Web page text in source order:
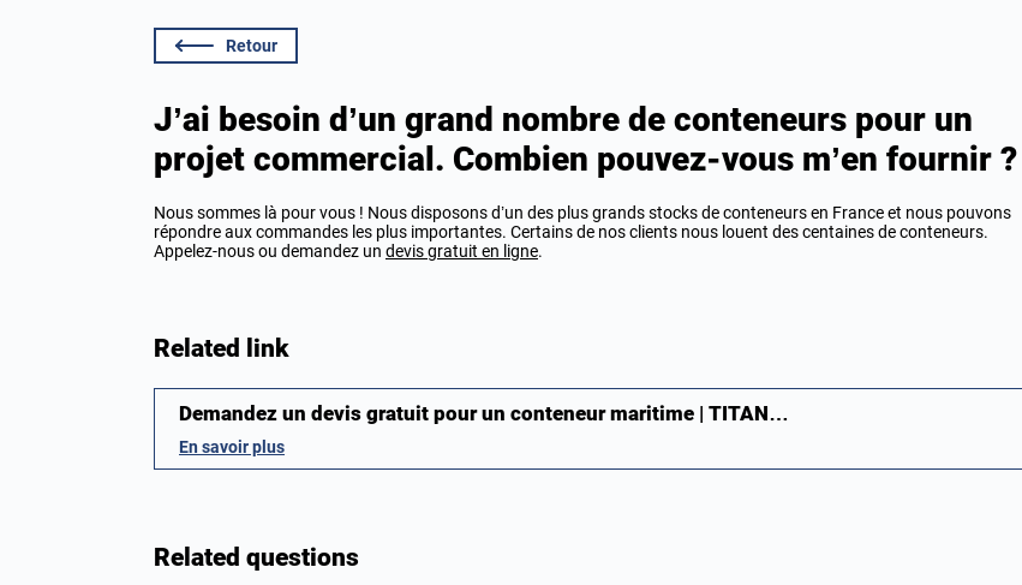
Retour
J’ai besoin d’un grand nombre de conteneurs pour un
projet commercial. Combien pouvez-vous m’en fournir ?
Nous sommes là pour vous ! Nous disposons d’un des plus grands stocks de conteneurs en France et nous pouvons
répondre aux commandes les plus importantes. Certains de nos clients nous louent des centaines de conteneurs.
Appelez-nous ou demandez un devis gratuit en ligne.
Related link
Demandez un devis gratuit pour un conteneur maritime | TITAN…
En savoir plus
Related questions